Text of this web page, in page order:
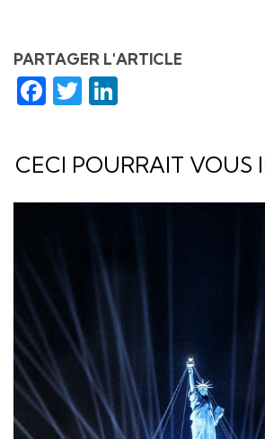
PARTAGER L'ARTICLE
Facebook
Twitter
CECI POURRAIT VOUS